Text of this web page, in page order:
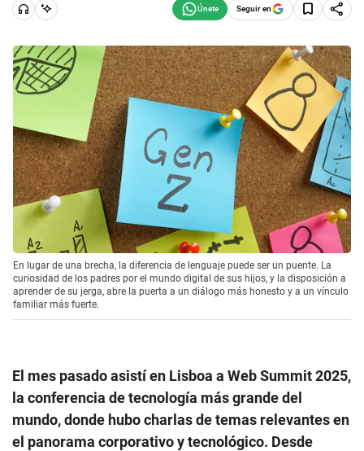
Seguir en
En lugar de una brecha, la diferencia de lenguaje puede ser un puente. La
curiosidad de los padres por el mundo digital de sus hijos, y la disposición a
aprender de su jerga, abre la puerta a un diálogo más honesto y a un vínculo
familiar más fuerte.
El mes pasado asistí en Lisboa a Web Summit 2025,
la conferencia de tecnología más grande del
mundo, donde hubo charlas de temas relevantes en
el panorama corporativo y tecnológico. Desde